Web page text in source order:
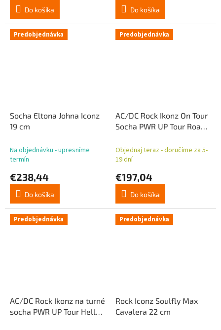
Do košíka Do košíka
Predobjednávka
Socha Eltona Johna Iconz
19 cm
Na objednávku - upresníme
termín
€238,44
Do košíka
Predobjednávka
AC/DC Rock Ikonz On Tour
Socha PWR UP Tour Road
Objednaj teraz - doručíme za 5-
19 dní
€197,04
Do košíka
Predobjednávka
AC/DC Rock Ikonz na turné
socha PWR UP Tour Hells
Predobjednávka
Rock Iconz Soulfly Max
Cavalera 22 cm